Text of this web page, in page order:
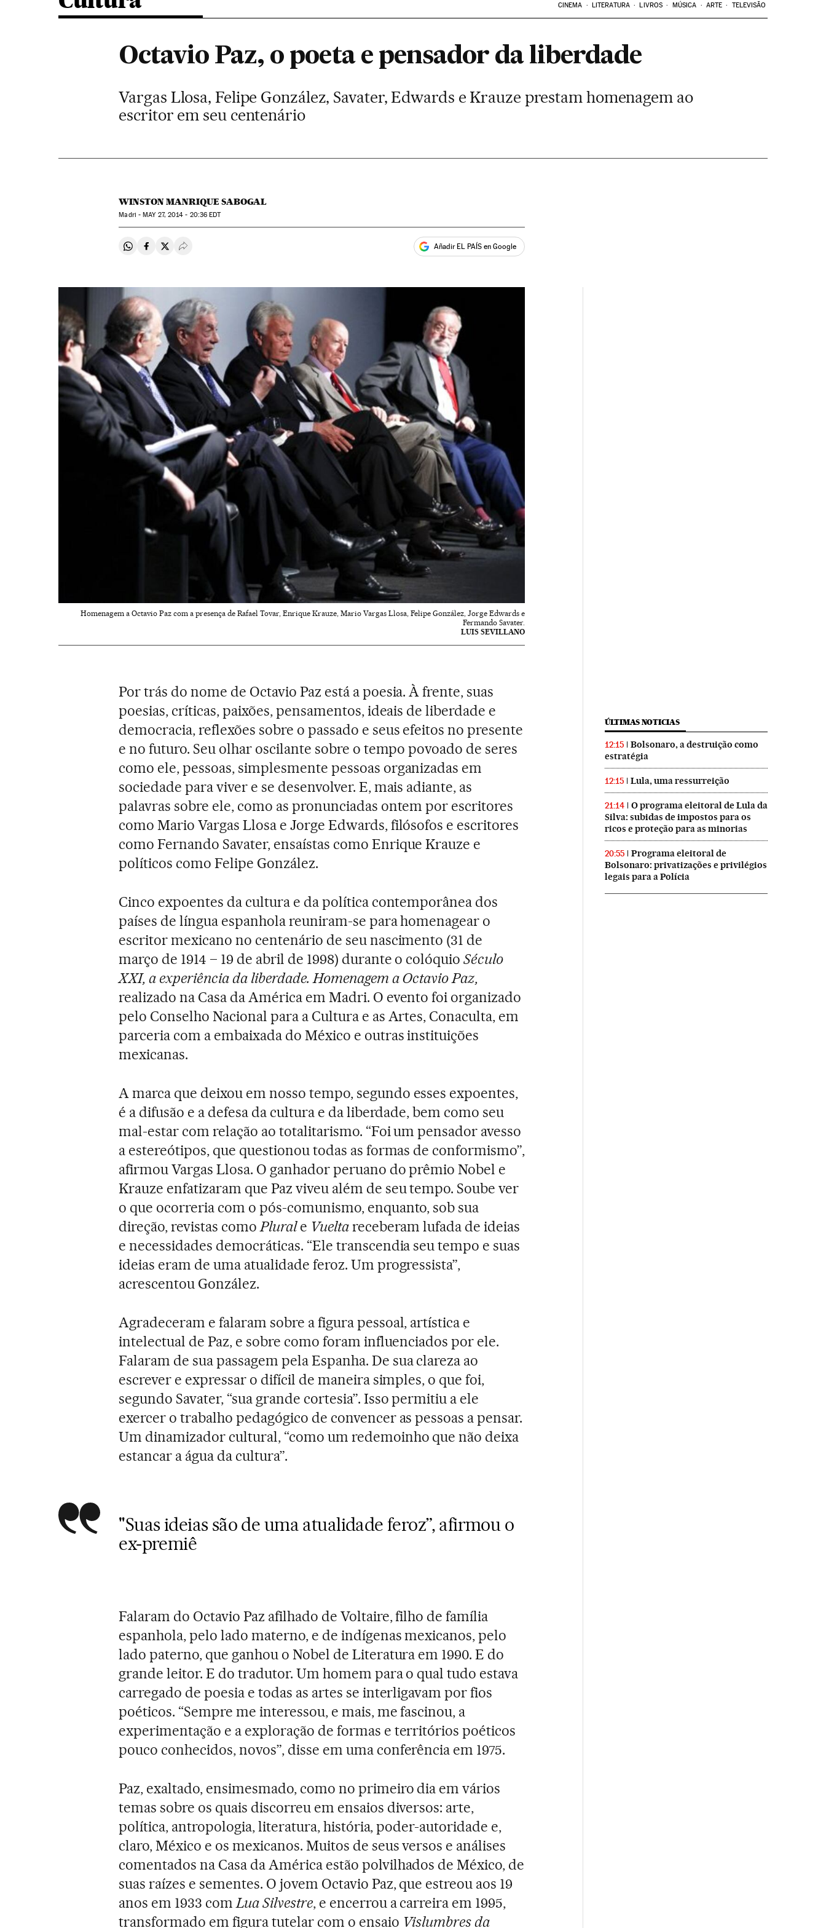
CINEMA LITERATURA LIVROS MÚSICA ARTE TELEVISÃO
Octavio Paz, o poeta e pensador da liberdade
Vargas Llosa, Felipe González, Savater, Edwards e Krauze prestam homenagem ao
escritor em seu centenário
WINSTON MANRIQUE SABOGAL
Madri -MAY27, 2014 - 20:36 EDT
Compartir en Whatsapp
Compartir en Facebook
Compartir en Twitter
Desplegar Redes Sociales Añadir EL PAÍS en Google
Homenagem a Octavio Paz com a presença de Rafael Tovar, Enrique Krauze, Mario Vargas Llosa, Felipe González, Jorge Edwards e
Fermando Savater.
LUIS SEVILLANO
Por trás do nome de Octavio Paz está a poesia. À frente, suas
poesias, críticas, paixões, pensamentos, ideais de liberdade e
democracia, reflexões sobre o passado e seus efeitos no presente
e no futuro. Seu olhar oscilante sobre o tempo povoado de seres
como ele, pessoas, simplesmente pessoas organizadas em
sociedade para viver e se desenvolver. E, mais adiante, as
palavras sobre ele, como as pronunciadas ontem por escritores
como Mario Vargas Llosa e Jorge Edwards, filósofos e escritores
como Fernando Savater, ensaístas como Enrique Krauze e
políticos como Felipe González.
Cinco expoentes da cultura e da política contemporânea dos
países de língua espanhola reuniram-se para homenagear o
escritor mexicano no centenário de seu nascimento (31 de
março de 1914 – 19 de abril de 1998) durante o colóquioSéculo
XXI, a experiência da liberdade. Homenagem a Octavio Paz,
realizado na Casa da América em Madri. O evento foi organizado
pelo Conselho Nacional para a Cultura e as Artes, Conaculta, em
parceria com a embaixada do México e outras instituições
mexicanas.
A marca que deixou em nosso tempo, segundo esses expoentes,
é a difusão e a defesa da cultura e da liberdade, bem como seu
mal-estar com relação ao totalitarismo. “Foi um pensador avesso
a estereótipos, que questionou todas as formas de conformismo”,
afirmou Vargas Llosa. O ganhador peruano do prêmio Nobel e
Krauze enfatizaram que Paz viveu além de seu tempo. Soube ver
o que ocorreria com o pós-comunismo, enquanto, sob sua
direção, revistas comoPlurale Vueltareceberam lufada de ideias
e necessidades democráticas. “Ele transcendia seu tempo e suas
ideias eram de uma atualidade feroz. Um progressista”,
acrescentou González.
Agradeceram e falaram sobre a figura pessoal, artística e
intelectual de Paz, e sobre como foram influenciados por ele.
Falaram de sua passagem pela Espanha. De sua clareza ao
escrever e expressar o difícil de maneira simples, o que foi,
segundo Savater, “sua grande cortesia”. Isso permitiu a ele
exercer o trabalho pedagógico de convencer as pessoas a pensar.
Um dinamizador cultural, “como um redemoinho que não deixa
estancar a água da cultura”.
"Suas ideias são de uma atualidade feroz”, afirmou o
ex-premiê
Falaram do Octavio Paz afilhado de Voltaire, filho de família
espanhola, pelo lado materno, e de indígenas mexicanos, pelo
lado paterno, que ganhou o Nobel de Literatura em 1990. E do
grande leitor. E do tradutor. Um homem para o qual tudo estava
carregado de poesia e todas as artes se interligavam por fios
poéticos. “Sempre me interessou, e mais, me fascinou, a
experimentação e a exploração de formas e territórios poéticos
pouco conhecidos, novos”, disse em uma conferência em 1975.
Paz, exaltado, ensimesmado, como no primeiro dia em vários
temas sobre os quais discorreu em ensaios diversos: arte,
política, antropologia, literatura, história, poder-autoridade e,
claro, México e os mexicanos. Muitos de seus versos e análises
comentados na Casa da América estão polvilhados de México, de
suas raízes e sementes. O jovem Octavio Paz, que estreou aos 19
anos em 1933 comLua Silvestre, e encerrou a carreira em 1995,
transformado em figura tutelar com o ensaio Vislumbres da
ÚLTIMAS NOTICIAS
12:15
Bolsonaro, a destruição como
estratégia
12:15 Lula, uma ressurreição
21:14
O programa eleitoral de Lula da
Silva: subidas de impostos para os
ricos e proteção para as minorias
20:55
Programa eleitoral de
Bolsonaro: privatizações e privilégios
legais para a Polícia